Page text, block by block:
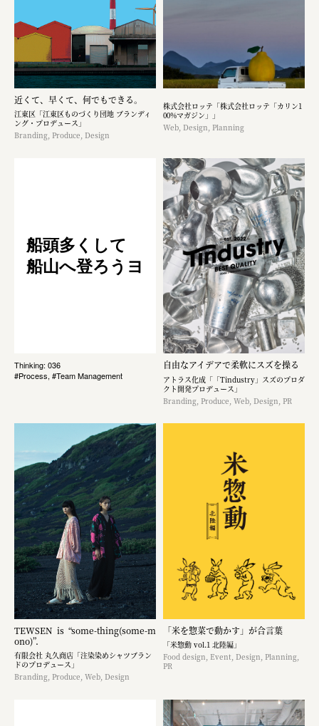
近くて、早くて、何でもできる。
江東区「江東区ものづくり団地 ブランディ
ング・プロデュース」
Branding, Produce, Design
株式会社ロッテ「株式会社ロッテ「カリン1
00%マガジン」」
Web, Design, Planning
船頭多くして
船山へ登ろうヨ
Thinking: 036
#Process, #Team Management
自由なアイデアで柔軟にスズを操る
アトラス化成「「Tindustry」スズのプロダ
クト開発プロデュース」
Branding, Produce, Web, Design, PR
TEWSEN is “some-thing(some-m
ono)”.
有限会社 丸久商店「注染染めシャツブラン
ドのプロデュース」
Branding, Produce, Web, Design
「米を惣菜で動かす」が合言葉
「米惣動 vol.1 北陸編」
Food design, Event, Design, Planning,
PR